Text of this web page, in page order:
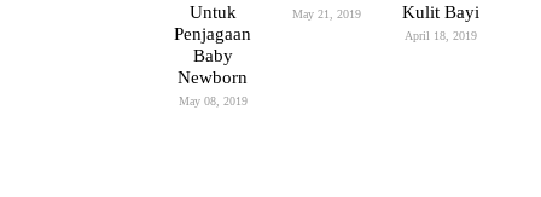
Untuk
Penjagaan
Baby
Newborn
May 08, 2019
May 21, 2019
Kulit Bayi
April 18, 2019